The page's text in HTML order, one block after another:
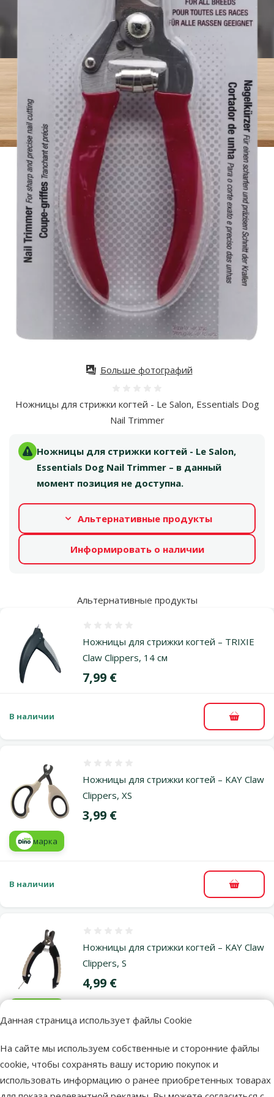
Данная страница использует файлы Cookie
На сайте мы используем собственные и сторонние файлы
cookie, чтобы сохранять вашу историю покупок и
использовать информацию о ранее приобретенных товарах
Ножницы для стрижки когтей - Le Salon, Essentials Dog
Nail Trimmer
Ножницы для стрижки когтей - Le Salon,
Essentials Dog Nail Trimmer – в данный
момент позиция не доступна.
Альтернативные продукты
Информировать о наличии
Больше фотографий
Альтернативные продукты
Ножницы для стрижки когтей – TRIXIE
Claw Clippers, 14 см
Цена
7,99 €
В наличии В
Ножницы для стрижки когтей – KAY Claw
Clippers, XS
Цена
3,99 €
марка
В наличии В
Ножницы для стрижки когтей – KAY Claw
Clippers, S
Цена
4,99 €
В наличии В